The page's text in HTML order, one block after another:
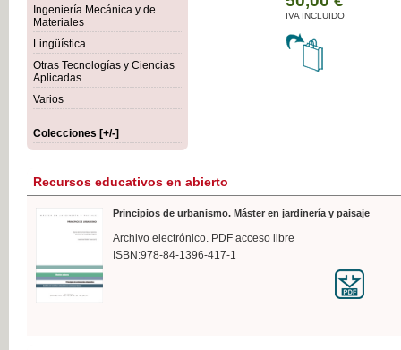
Ingeniería Mecánica y de
Materiales
Lingüística
Otras Tecnologías y Ciencias
Aplicadas
Varios
Colecciones [+/-]
Recursos educativos en abierto
Principios de urbanismo. Máster en jardinería y paisaje
Archivo electrónico. PDF acceso libre
ISBN:978-84-1396-417-1